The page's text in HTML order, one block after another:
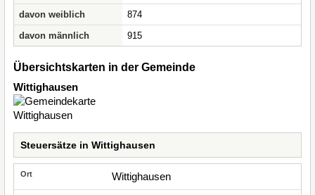
davon weiblich
874
davon männlich
915
Übersichtskarten in der Gemeinde
Wittighausen
Steuersätze in Wittighausen
Wittighausen